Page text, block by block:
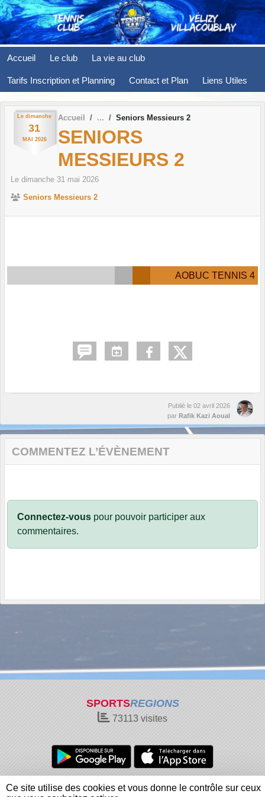
Accueil Le club La vie au club
Tarifs Inscription et Planning Contact et Plan Liens Utiles
Le dimanche
31
MAI 2026
Accueil Seniors Messieurs 2
SENIORS
MESSIEURS 2
Le dimanche 31 mai 2026
Seniors Messieurs 2
AOBUC TENNIS 4
Publié le 02 avril 2026
par Rafik Kazi Aoual
COMMENTEZ L’ÉVÈNEMENT
Connectez-vous pour pouvoir participer aux
commentaires.
SPORTSREGIONS
73113 visites
Charte cookies
Gestion des cookies
Panneau de gestion des cookies
Ce site utilise des cookies et vous donne le contrôle sur ceux